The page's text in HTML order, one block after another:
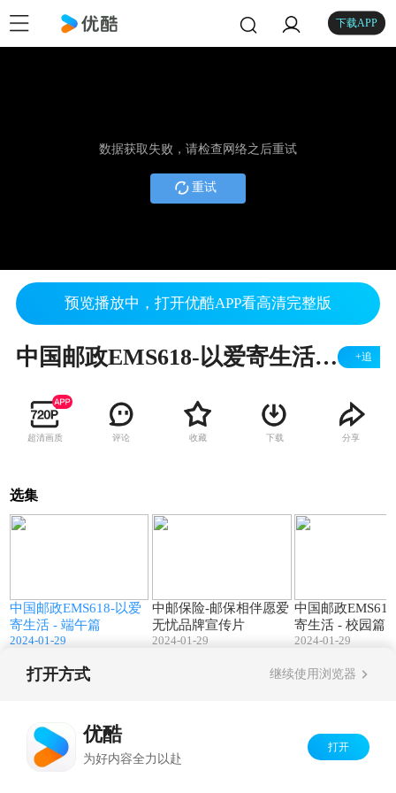
下载APP
数据获取失败，请检查网络之后重试
重试
预览播放中，打开优酷APP看高清完整版
中国邮政EMS618-以爱寄生活 - 端午篇 +追
超清画质 评论 收藏 下载 分享
选集
中国邮政EMS618-以爱
寄生活 - 端午篇
2024-01-29
中邮保险-邮保相伴愿爱
无忧品牌宣传片
2024-01-29
中国邮政
寄生活 - 校园篇
2024-01-29
打开方式 继续使用浏览器
优酷
为好内容全力以赴
打开